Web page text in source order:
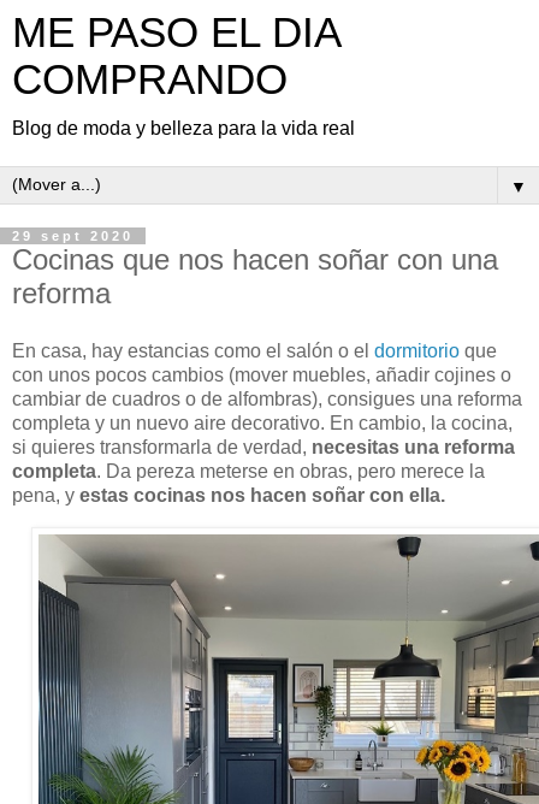
ME PASO EL DIA
COMPRANDO
Blog de moda y belleza para la vida real
▼
29 sept 2020
Cocinas que nos hacen soñar con una
reforma
En casa, hay estancias como el salón o el dormitorio que
con unos pocos cambios (mover muebles, añadir cojines o
cambiar de cuadros o de alfombras), consigues una reforma
completa y un nuevo aire decorativo. En cambio, la cocina,
si quieres transformarla de verdad, necesitas una reforma
completa. Da pereza meterse en obras, pero merece la
pena, y estas cocinas nos hacen soñar con ella.